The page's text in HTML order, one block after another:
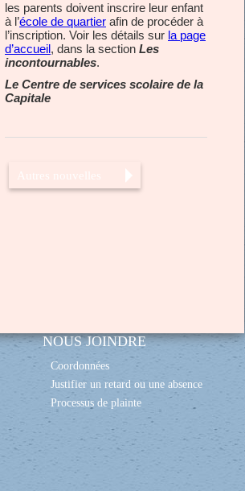
les parents doivent inscrire leur enfant
à l’école de quartier afin de procéder à
l’inscription. Voir les détails sur la page
d’accueil, dans la section Les
incontournables.
Le Centre de services scolaire de la
Capitale
Autres nouvelles
NOUS JOINDRE
Coordonnées
Justifier un retard ou une absence
Processus de plainte